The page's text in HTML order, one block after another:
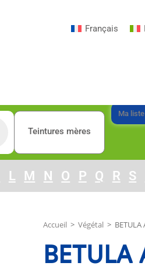
Français
Teintures mères
Ma liste
L M N O P Q R S
Accueil > Végétal > BETULA
BETULA